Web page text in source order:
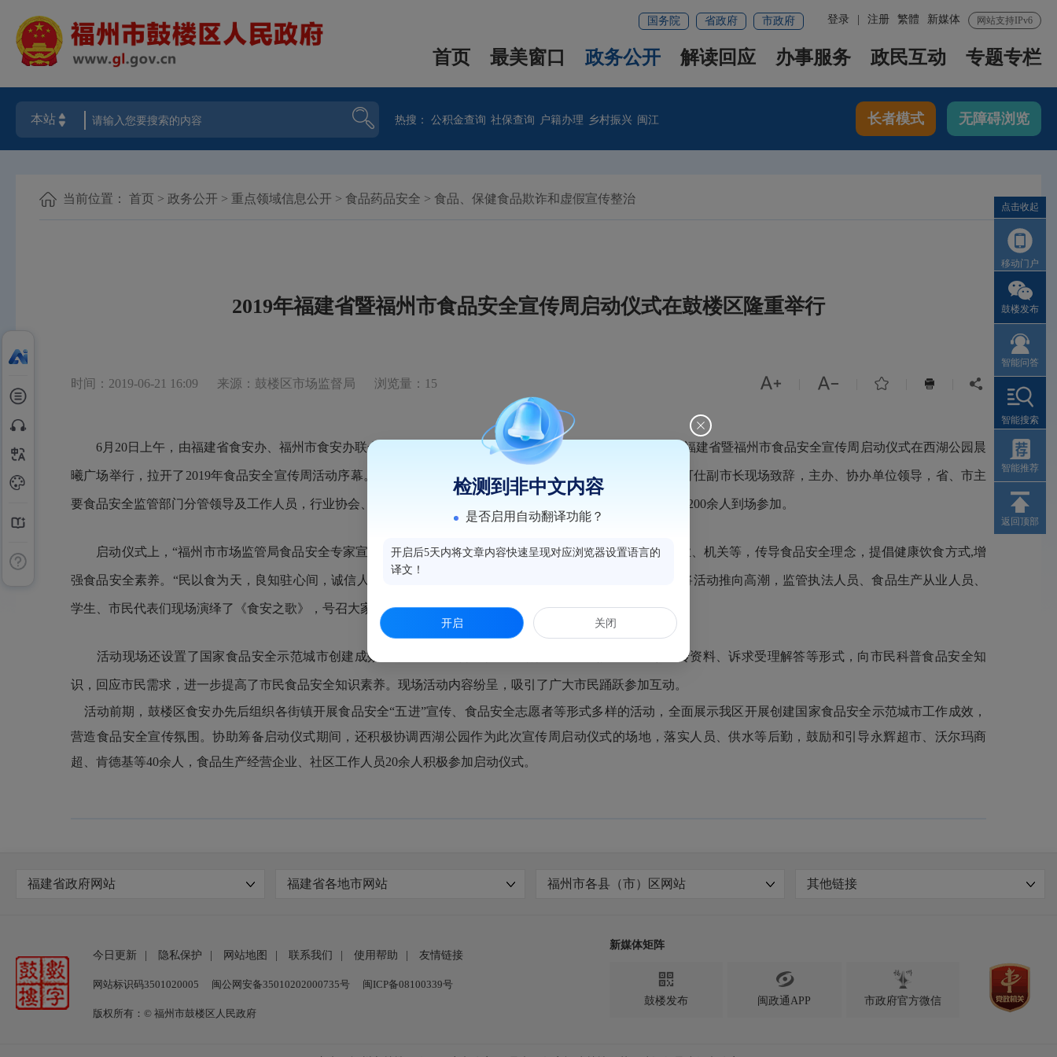
网站支持IPv6
新媒体
繁體
登录 注册
国务院 省政府 市政府
首页 最美窗口 政务公开 解读回应 办事服务 政民互动 专题专栏
热搜：公积金查询 社保查询 户籍办理 乡村振兴 闽江 长者模式 无障碍浏览
当前位置： 首页 > 政务公开 > 重点领域信息公开 > 食品药品安全 > 食品、保健食品欺诈和虚假宣传整治
2019年福建省暨福州市食品安全宣传周启动仪式在鼓楼区隆重举行
时间：2019-06-21 16:09 来源：鼓楼区市场监督局 浏览量：15     
6月 20日上午， 由福建省食安办、福州市食安办联合主办，省直、市直相关单位及鼓楼区食安办联合协办的福建省暨福州市食品安全宣传周启动仪式在西湖公园晨
曦广场举行，拉开了 2019年食品安全宣传周活动序幕。 郑建闽副省长出席并宣布食品安全宣传周活动启动，严可仕副市长现场致辞， 主办、协办单位领导，省、市主
要食品安全监管部门分管领导及工作人员，行业协会、食品生产经营企业代表、消费者代表和新闻媒体记者共计 200余人到场参加。
启动仪式上，“福州市市场监管局食品安全专家宣讲团”正式成立，接下来食安专家们将走进校园、社区企业、机关等，传导食品安全理念，提倡健康饮食方式,增
强食品安全素养。 “民以食为天，良知驻心间，诚信人为本，责任是重担……”声情并茂、载歌载舞的快闪表演将活动推向高潮，监管执法人员、食品生产从业人员、
学生、市民代表们现场演绎了《食安之歌》，号召大家共同守护食品安全，共创食安幸福之城。
活动现场还设置了 国家食品安全示范城市创建成效展， 并通过宣传展板、现场快检、有奖竞答、发放宣传资料、诉求受理解答等形式，向市民科普食品安全知
识，回应市民需求，进一步提高了市民食品安全知识素养。现场活动内容纷呈，吸引了广大市民踊跃参加互动。
活动前期，鼓楼区食安办先后组织各街镇开展食品安全“五进”宣传、食品安全志愿者等形式多样的活动，全面展示我区开展创建国家食品安全示范城市工作成效，
营造食品安全宣传氛围。协助筹备启动仪式期间，还积极协调西湖公园作为此次宣传周启动仪式的场地，落实人员、供水等后勤，鼓励和引导永辉超市、沃尔玛商
超、肯德基等40余人，食品生产经营企业、社区工作人员20余人积极参加启动仪式。
福建省政府网站 福建省各地市网站 福州市各县（市）区网站 其他链接
今日更新 隐私保护 网站地图 联系我们 使用帮助 友情链接
网站标识码3501020005 闽公网安备35010202000735号 闽ICP备08100339号
版权所有：© 福州市鼓楼区人民政府
新媒体矩阵

鼓楼发布

闽政通APP 市政府官方微信
点击收起
移动门户
鼓楼发布
智能问答
智能搜索
智能推荐
返回顶部
检测到非中文内容
是否启用自动翻译功能？
开启后5天内将文章内容快速呈现对应浏览器设置语言的
译文！
开启 关闭